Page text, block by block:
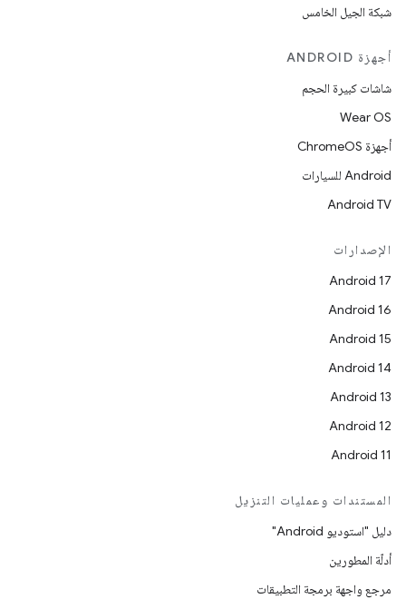
شبكة الجيل الخامس
أجهزة ANDROID
شاشات كبيرة الحجم
Wear OS
أجهزة ChromeOS
Android للسيارات
Android TV
الإصدارات
Android 17
Android 16
Android 15
Android 14
Android 13
Android 12
Android 11
المستندات وعمليات التنزيل
دليل "استوديو Android"
أدلّة المطورين
مرجع واجهة برمجة التطبيقات